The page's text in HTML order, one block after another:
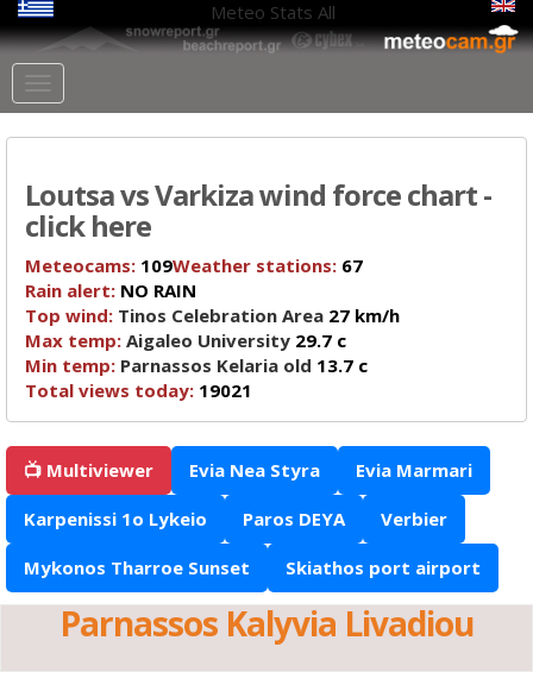
Meteo Stats All
Loutsa vs Varkiza wind force chart -
click here
Meteocams: 109Weather stations: 67
Rain alert: NO RAIN
Top wind: Tinos Celebration Area 27 km/h
Max temp: Aigaleo University 29.7 c
Min temp: Parnassos Kelaria old 13.7 c
Total views today: 19021
📺 Multiviewer Evia Nea Styra Evia Marmari
Karpenissi 1o Lykeio Paros DEYA Verbier
Mykonos Tharroe Sunset Skiathos port airport
Parnassos Kalyvia Livadiou